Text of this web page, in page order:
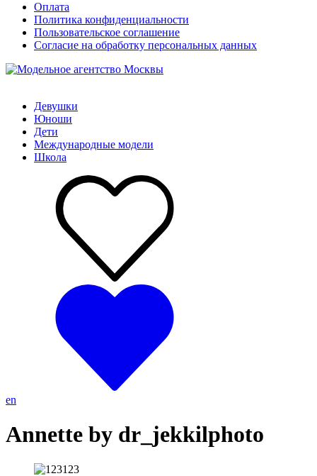
Оплата
Политика конфиденциальности
Пользовательское соглашение
Согласие на обработку персональных данных
Девушки
Юноши
Дети
Международные модели
Школа
en
Annette by dr_jekkilphoto